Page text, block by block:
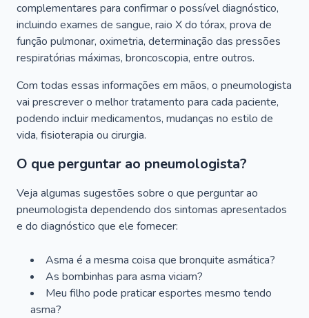
complementares para confirmar o possível diagnóstico,
incluindo exames de sangue, raio X do tórax, prova de
função pulmonar, oximetria, determinação das pressões
respiratórias máximas, broncoscopia, entre outros.
Com todas essas informações em mãos, o pneumologista
vai prescrever o melhor tratamento para cada paciente,
podendo incluir medicamentos, mudanças no estilo de
vida, fisioterapia ou cirurgia.
O que perguntar ao pneumologista?
Veja algumas sugestões sobre o que perguntar ao
pneumologista dependendo dos sintomas apresentados
e do diagnóstico que ele fornecer:
Asma é a mesma coisa que bronquite asmática?
As bombinhas para asma viciam?
Meu filho pode praticar esportes mesmo tendo
asma?